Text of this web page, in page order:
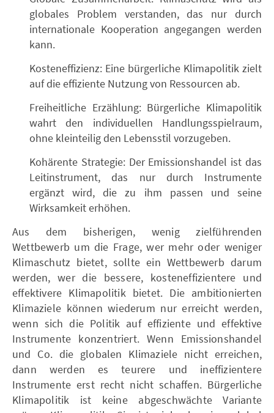
globales Problem verstanden, das nur durch
internationale Kooperation angegangen werden
kann.
Kosteneffizienz: Eine bürgerliche Klimapolitik zielt
auf die effiziente Nutzung von Ressourcen ab.
Freiheitliche Erzählung: Bürgerliche Klimapolitik
wahrt den individuellen Handlungsspielraum,
ohne kleinteilig den Lebensstil vorzugeben.
Kohärente Strategie: Der Emissionshandel ist das
Leitinstrument, das nur durch Instrumente
ergänzt wird, die zu ihm passen und seine
Wirksamkeit erhöhen.
Aus dem bisherigen, wenig zielführenden
Wettbewerb um die Frage, wer mehr oder weniger
Klimaschutz bietet, sollte ein Wettbewerb darum
werden, wer die bessere, kosteneffizientere und
effektivere Klimapolitik bietet. Die ambitionierten
Klimaziele können wiederum nur erreicht werden,
wenn sich die Politik auf effiziente und effektive
Instrumente konzentriert. Wenn Emissionshandel
und Co. die globalen Klimaziele nicht erreichen,
dann werden es teurere und ineffizientere
Instrumente erst recht nicht schaffen. Bürgerliche
Klimapolitik ist keine abgeschwächte Variante